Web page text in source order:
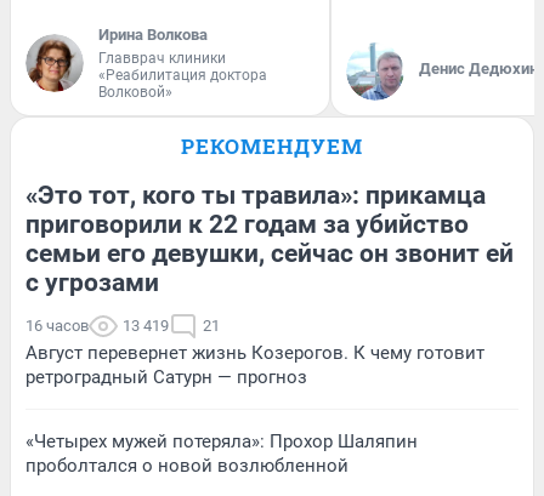
Ирина Волкова
Главврач клиники
«Реабилитация доктора
Волковой»
Денис Дедюхин
РЕКОМЕНДУЕМ
«Это тот, кого ты травила»: прикамца
приговорили к 22 годам за убийство
семьи его девушки, сейчас он звонит ей
с угрозами
16 часов 13 419 21
Август перевернет жизнь Козерогов. К чему готовит
ретроградный Сатурн — прогноз
«Четырех мужей потеряла»: Прохор Шаляпин
проболтался о новой возлюбленной